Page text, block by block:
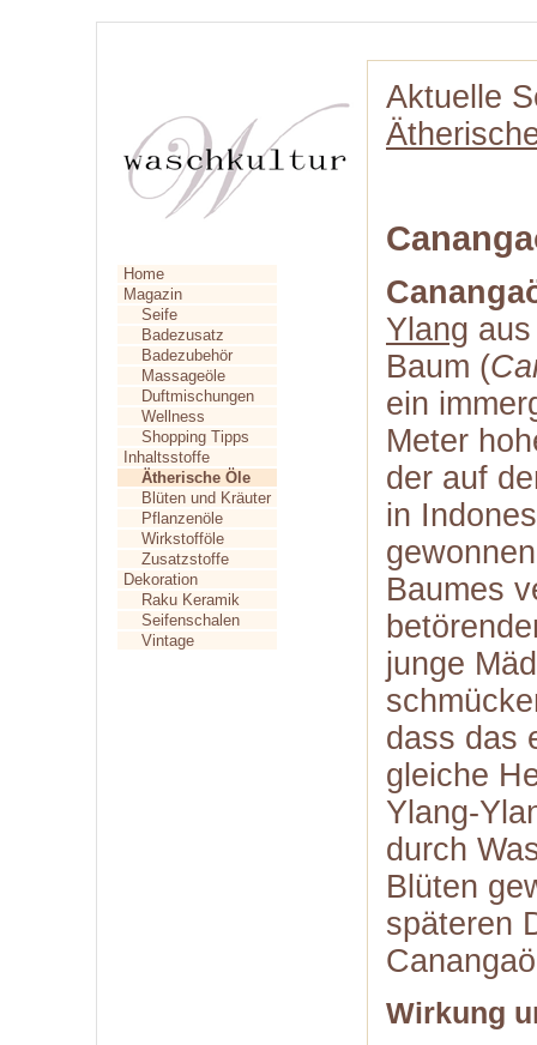
Home
Magazin
Seife
Badezusatz
Badezubehör
Massageöle
Duftmischungen
Wellness
Shopping Tipps
Inhaltsstoffe
Ätherische Öle
Blüten und Kräuter
Pflanzenöle
Wirkstofföle
Zusatzstoffe
Dekoration
Raku Keramik
Seifenschalen
Vintage
Aktuelle
Ylang
Baum (
ein
Meter
der auf
in
Baumes
junge
dass das
gleiche
Ylang-
durch
Blüten
späteren
Wirkung